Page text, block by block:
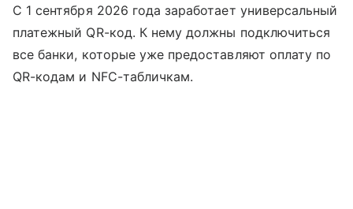
С 1 сентября 2026 года заработает универсальный
платежный QR-код. К нему должны подключиться
все банки, которые уже предоставляют оплату по
QR-кодам и NFC-табличкам.